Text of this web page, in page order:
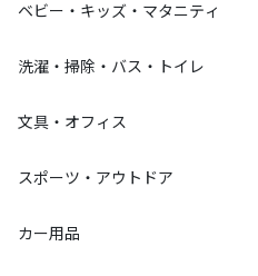
ベビー・キッズ・マタニティ
洗濯・掃除・バス・トイレ
文具・オフィス
スポーツ・アウトドア
カー用品